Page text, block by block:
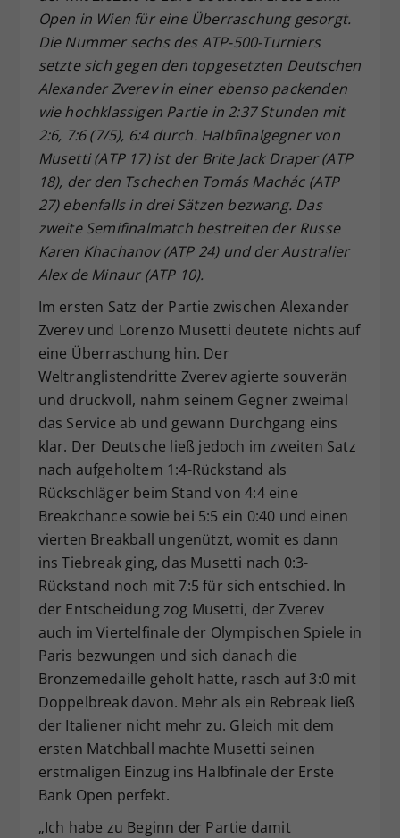
Open in Wien für eine Überraschung gesorgt.
Die Nummer sechs des ATP-500-Turniers
setzte sich gegen den topgesetzten Deutschen
Alexander Zverev in einer ebenso packenden
wie hochklassigen Partie in 2:37 Stunden mit
2:6, 7:6 (7/5), 6:4 durch. Halbfinalgegner von
Musetti (ATP 17) ist der Brite Jack Draper (ATP
18), der den Tschechen Tomás Machác (ATP
27) ebenfalls in drei Sätzen bezwang. Das
zweite Semifinalmatch bestreiten der Russe
Karen Khachanov (ATP 24) und der Australier
Alex de Minaur (ATP 10).
Im ersten Satz der Partie zwischen Alexander
Zverev und Lorenzo Musetti deutete nichts auf
eine Überraschung hin. Der
Weltranglistendritte Zverev agierte souverän
und druckvoll, nahm seinem Gegner zweimal
das Service ab und gewann Durchgang eins
klar. Der Deutsche ließ jedoch im zweiten Satz
nach aufgeholtem 1:4-Rückstand als
Rückschläger beim Stand von 4:4 eine
Breakchance sowie bei 5:5 ein 0:40 und einen
vierten Breakball ungenützt, womit es dann
ins Tiebreak ging, das Musetti nach 0:3-
Rückstand noch mit 7:5 für sich entschied. In
der Entscheidung zog Musetti, der Zverev
auch im Viertelfinale der Olympischen Spiele in
Paris bezwungen und sich danach die
Bronzemedaille geholt hatte, rasch auf 3:0 mit
Doppelbreak davon. Mehr als ein Rebreak ließ
der Italiener nicht mehr zu. Gleich mit dem
ersten Matchball machte Musetti seinen
erstmaligen Einzug ins Halbfinale der Erste
Bank Open perfekt.
„Ich habe zu Beginn der Partie damit
Zweck
Dieser Wert speichert Ihre Consent-
Einstellungen. Unter anderem eine
zufällig generierte ID, für die
historische Speicherung Ihrer
vorgenommen Einstellungen, falls der
Webseiten-Betreiber dies eingestellt
hat.